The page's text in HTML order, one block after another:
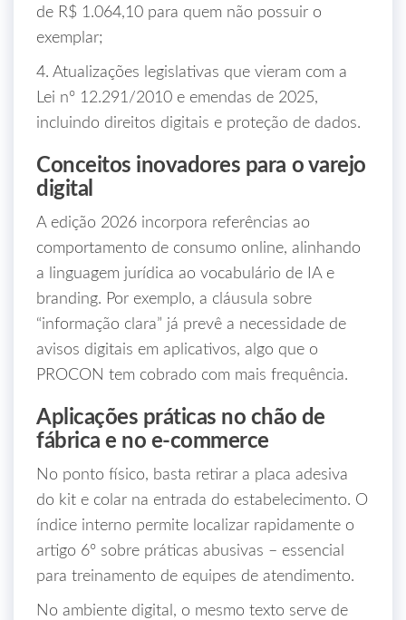
de R$ 1.064,10 para quem não possuir o
exemplar;
4. Atualizações legislativas que vieram com a
Lei nº 12.291/2010 e emendas de 2025,
incluindo direitos digitais e proteção de dados.
Conceitos inovadores para o varejo
digital
A edição 2026 incorpora referências ao
comportamento de consumo online, alinhando
a linguagem jurídica ao vocabulário de IA e
branding. Por exemplo, a cláusula sobre
“informação clara” já prevê a necessidade de
avisos digitais em aplicativos, algo que o
PROCON tem cobrado com mais frequência.
Aplicações práticas no chão de
fábrica e no e‑commerce
No ponto físico, basta retirar a placa adesiva
do kit e colar na entrada do estabelecimento. O
índice interno permite localizar rapidamente o
artigo 6º sobre práticas abusivas – essencial
para treinamento de equipes de atendimento.
No ambiente digital, o mesmo texto serve de